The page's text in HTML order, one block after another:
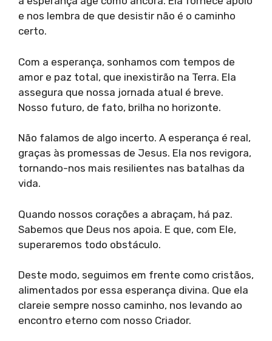
e nos lembra de que desistir não é o caminho
certo.
Com a esperança, sonhamos com tempos de
amor e paz total, que inexistirão na Terra. Ela
assegura que nossa jornada atual é breve.
Nosso futuro, de fato, brilha no horizonte.
Não falamos de algo incerto. A esperança é real,
graças às promessas de Jesus. Ela nos revigora,
tornando-nos mais resilientes nas batalhas da
vida.
Quando nossos corações a abraçam, há paz.
Sabemos que Deus nos apoia. E que, com Ele,
superaremos todo obstáculo.
Deste modo, seguimos em frente como cristãos,
alimentados por essa esperança divina. Que ela
clareie sempre nosso caminho, nos levando ao
encontro eterno com nosso Criador.